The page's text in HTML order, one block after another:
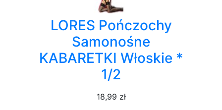
LORES Pończochy
Samonośne
KABARETKI Włoskie *
1/2
18,99 zł